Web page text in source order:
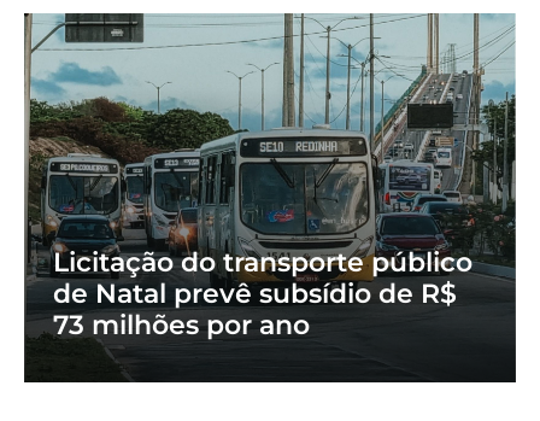
Licitação do transporte público
de Natal prevê subsídio de R$
73 milhões por ano